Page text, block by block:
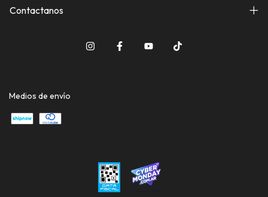
Contactanos
Medios de envío